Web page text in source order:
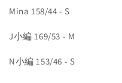
Mina 158/44 - S
J小編 169/53 - M
N小編 153/46 - S